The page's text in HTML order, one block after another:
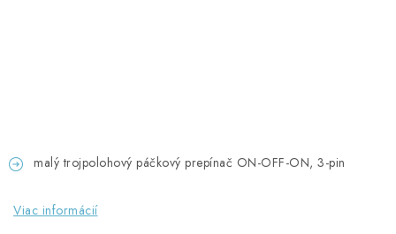
malý trojpolohový páčkový prepínač ON-OFF-ON, 3-pin
Viac informácií